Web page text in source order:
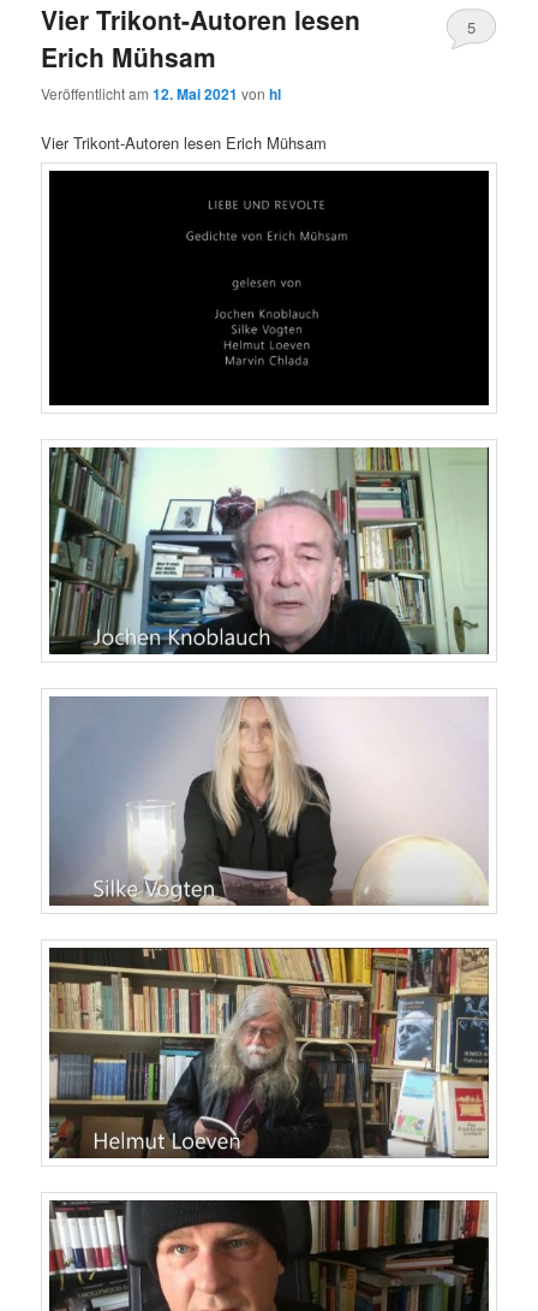
Vier Trikont-Autoren lesen
Erich Mühsam
Veröffentlicht am12. Mai 2021 vonhl
5
Vier Trikont-Autoren lesen Erich Mühsam